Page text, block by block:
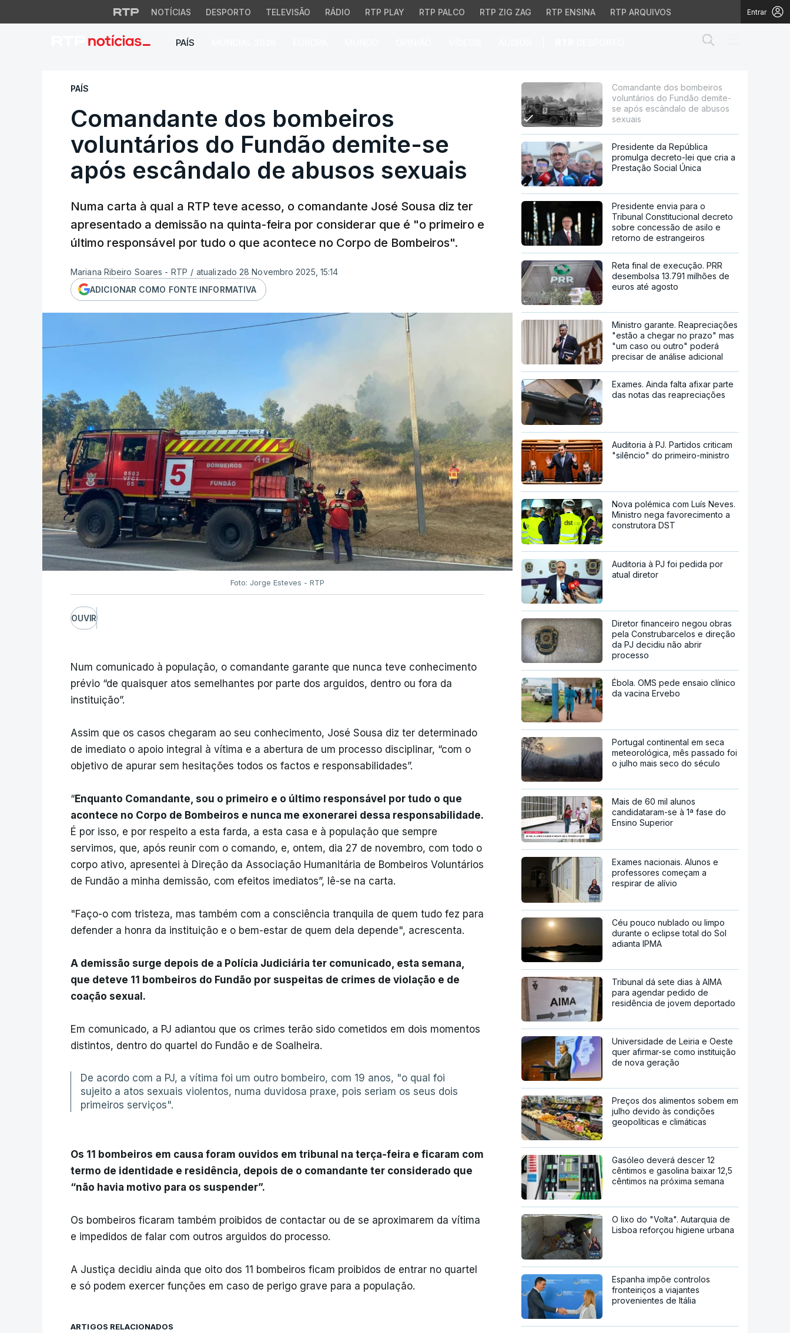
NOTÍCIAS DESPORTO TELEVISÃO RÁDIO RTP PLAY RTP PALCO RTP ZIG ZAG RTP ENSINA RTP ARQUIVOS Entrar
PAÍS
Comandante dos bombeiros voluntários do Fundão demite-se
PAÍS
Comandante dos bombeiros
voluntários do Fundão demite-se
após escândalo de abusos sexuais
Numa carta à qual a RTP teve acesso, o comandante José Sousa diz ter
apresentado a demissão na quinta-feira por considerar que é "o primeiro e
último responsável por tudo o que acontece no Corpo de Bombeiros".
Mariana Ribeiro Soares - RTP / atualizado 28 Novembro 2025, 15:14
ADICIONAR COMO FONTE INFORMATIVA
Foto: Jorge Esteves - RTP
OUVIR
Num comunicado à população, o comandante garante que nunca teve conhecimento
prévio “de quaisquer atos semelhantes por parte dos arguidos, dentro ou fora da
instituição”.
Assim que os casos chegaram ao seu conhecimento, José Sousa diz ter determinado
de imediato o apoio integral à vítima e a abertura de um processo disciplinar, “com o
objetivo de apurar sem hesitações todos os factos e responsabilidades”.
“Enquanto Comandante, sou o primeiro e o último responsável por tudo o que
acontece no Corpo de Bombeiros e nunca me exonerarei dessa responsabilidade.
É por isso, e por respeito a esta farda, a esta casa e à população que sempre
servimos, que, após reunir com o comando, e, ontem, dia 27 de novembro, com todo o
corpo ativo, apresentei à Direção da Associação Humanitária de Bombeiros Voluntários
de Fundão a minha demissão, com efeitos imediatos”, lê-se na carta.
"Faço-o com tristeza, mas também com a consciência tranquila de quem tudo fez para
defender a honra da instituição e o bem-estar de quem dela depende", acrescenta.
A demissão surge depois de a Polícia Judiciária ter comunicado, esta semana,
que deteve 11 bombeiros do Fundão por suspeitas de crimes de violação e de
coação sexual.
Em comunicado, a PJ adiantou que os crimes terão sido cometidos em dois momentos
distintos, dentro do quartel do Fundão e de Soalheira.
De acordo com a PJ, a vítima foi um outro bombeiro, com 19 anos, "o qual foi
sujeito a atos sexuais violentos, numa duvidosa praxe, pois seriam os seus dois
primeiros serviços".
Os 11 bombeiros em causa foram ouvidos em tribunal na terça-feira e ficaram com
termo de identidade e residência, depois de o comandante ter considerado que
“não havia motivo para os suspender”.
Os bombeiros ficaram também proibidos de contactar ou de se aproximarem da vítima
e impedidos de falar com outros arguidos do processo.
A Justiça decidiu ainda que oito dos 11 bombeiros ficam proibidos de entrar no quartel
e só podem exercer funções em caso de perigo grave para a população.
ARTIGOS RELACIONADOS
Comandante dos bombeiros
voluntários do Fundão demite-
se após escândalo de abusos
sexuais
Presidente da República
promulga decreto-lei que cria a
Prestação Social Única
Presidente envia para o
Tribunal Constitucional decreto
sobre concessão de asilo e
retorno de estrangeiros
Reta final de execução. PRR
desembolsa 13.791 milhões de
euros até agosto
Ministro garante. Reapreciações
"estão a chegar no prazo" mas
"um caso ou outro" poderá
precisar de análise adicional
Exames. Ainda falta afixar parte
das notas das reapreciações
Auditoria à PJ. Partidos criticam
"silêncio" do primeiro-ministro
Nova polémica com Luís Neves.
Ministro nega favorecimento a
construtora DST
Auditoria à PJ foi pedida por
atual diretor
Diretor financeiro negou obras
pela Construbarcelos e direção
da PJ decidiu não abrir
processo
Ébola. OMS pede ensaio clínico
da vacina Ervebo
Portugal continental em seca
meteorológica, mês passado foi
o julho mais seco do século
Mais de 60 mil alunos
candidataram-se à 1ª fase do
Ensino Superior
Exames nacionais. Alunos e
professores começam a
respirar de alívio
Céu pouco nublado ou limpo
durante o eclipse total do Sol
adianta IPMA
Tribunal dá sete dias à AIMA
para agendar pedido de
residência de jovem deportado
Universidade de Leiria e Oeste
quer afirmar-se como instituição
de nova geração
Preços dos alimentos sobem em
julho devido às condições
geopolíticas e climáticas
Gasóleo deverá descer 12
cêntimos e gasolina baixar 12,5
cêntimos na próxima semana
O lixo do "Volta". Autarquia de
Lisboa reforçou higiene urbana
Espanha impõe controlos
fronteiriços a viajantes
provenientes de Itália